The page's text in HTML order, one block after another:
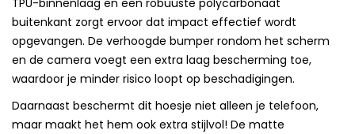
TPU-binnenlaag en een robuuste polycarbonaat
buitenkant zorgt ervoor dat impact effectief wordt
opgevangen. De verhoogde bumper rondom het scherm
en de camera voegt een extra laag bescherming toe,
waardoor je minder risico loopt op beschadigingen.
Daarnaast beschermt dit hoesje niet alleen je telefoon,
maar maakt het hem ook extra stijlvol! De matte